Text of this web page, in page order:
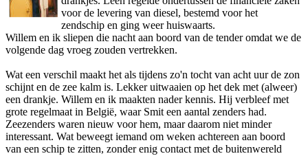
voor de levering van diesel, bestemd voor het
zendschip en ging weer huiswaarts.
Willem en ik sliepen die nacht aan boord van de tender omdat we de
volgende dag vroeg zouden vertrekken.
Wat een verschil maakt het als tijdens zo'n tocht van acht uur de zon
schijnt en de zee kalm is. Lekker uitwaaien op het dek met (alweer)
een drankje. Willem en ik maakten nader kennis. Hij verbleef met
grote regelmaat in België, waar Smit een aantal zenders had.
Zeezenders waren nieuw voor hem, maar daarom niet minder
interessant. Wat beweegt iemand om weken achtereen aan boord
van een schip te zitten, zonder enig contact met de buitenwereld